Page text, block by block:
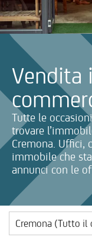
Vendita
Tutte le
trovare
Cremona. Uffici,
immobile che
annunci con le